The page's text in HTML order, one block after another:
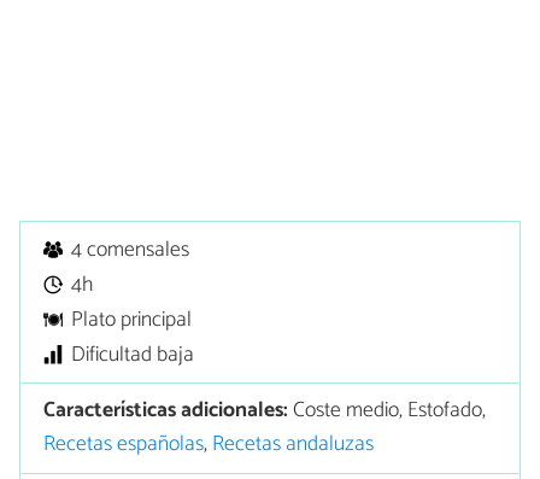
4 comensales
4h
Plato principal
Dificultad baja
Características adicionales:Coste medio, Estofado,
Recetas españolas,Recetas andaluzas